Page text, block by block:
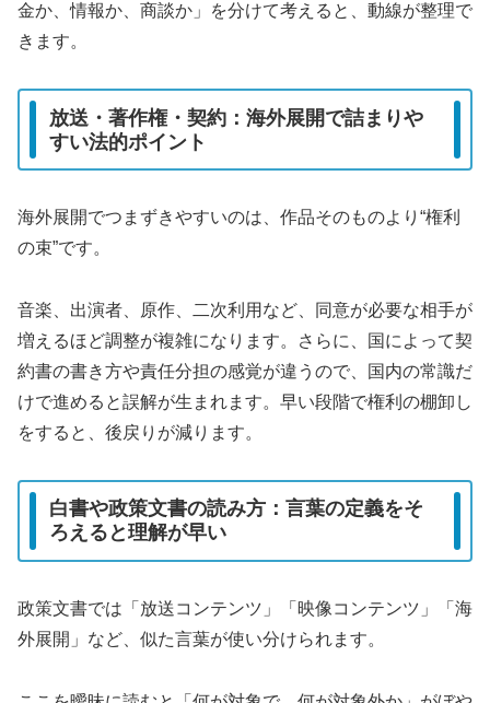
金か、情報か、商談か」を分けて考えると、動線が整理で
きます。
放送・著作権・契約：海外展開で詰まりや
すい法的ポイント
海外展開でつまずきやすいのは、作品そのものより“権利
の束”です。
音楽、出演者、原作、二次利用など、同意が必要な相手が
増えるほど調整が複雑になります。さらに、国によって契
約書の書き方や責任分担の感覚が違うので、国内の常識だ
けで進めると誤解が生まれます。早い段階で権利の棚卸し
をすると、後戻りが減ります。
白書や政策文書の読み方：言葉の定義をそ
ろえると理解が早い
政策文書では「放送コンテンツ」「映像コンテンツ」「海
外展開」など、似た言葉が使い分けられます。